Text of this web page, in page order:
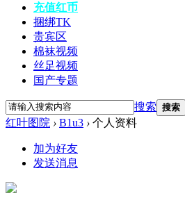
充值红币
捆绑TK
贵宾区
棉袜视频
丝足视频
国产专题
搜索 搜索
红叶图院 › B1u3 › 个人资料
加为好友
发送消息